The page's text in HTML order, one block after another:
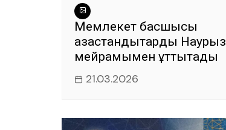
Мемлекет басшысы
қазақстандықтарды Наурыз
мейрамымен құттықтады
21.03.2026